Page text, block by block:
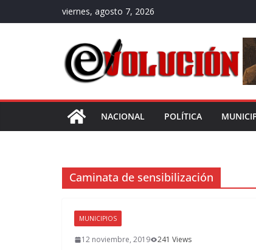
al
viernes, agosto 7, 2026
NACIONAL POLÍTICA
Caminata de sensibilización
MUNICIPIOS
12 noviembre, 2019 241 Views